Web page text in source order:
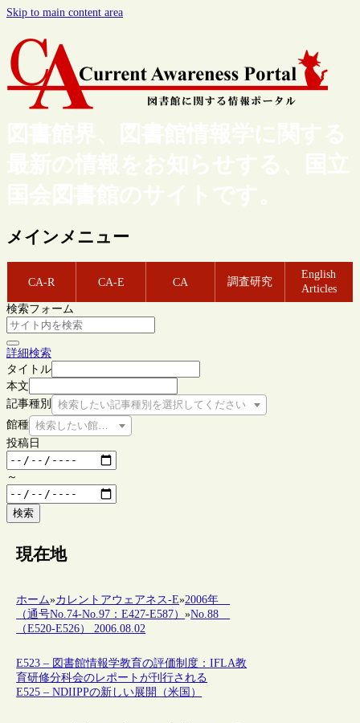
Skip to main content area
図書館界、図書館情報学に関する
最新の情報をお知らせする、国立
国会図書館のサイトです。
メインメニュー
CA-R CA-E CA 調査研究
English
Articles
検索フォーム
詳細検索
タイトル
本文
記事種別
検索したい記事種別を選択してください
館種 検索したい館種を選択してください
投稿日
～
検索
現在地
ホーム»カレントアウェアネス-E»2006年
（通号No.74-No.97：E427-E587）»No.88
（E520-E526） 2006.08.02
E523 – 図書館情報学教育の評価制度：IFLA教
育研修分科会のレポートが刊行される
E525 – NDIIPPの新しい展開（米国）